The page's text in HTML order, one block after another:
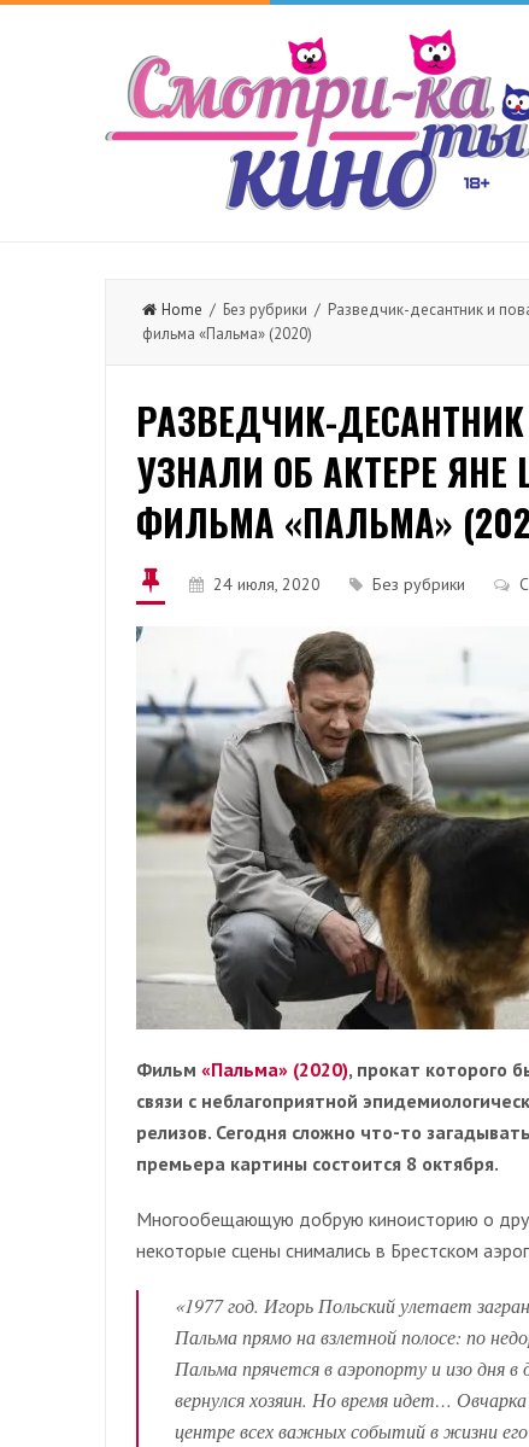
Home / Без рубрики / Разведчик-десантник и
фильма «Пальма» (2020)
РАЗВЕДЧИК-
УЗНАЛИ ОБ АКТЕРЕ
ФИЛЬМА «ПАЛЬМА»
24 июля, 2020 Без рубрики
Фильм «Пальма» (2020), прокат которого
связи с неблагоприятной
релизов. Сегодня сложно что-то
премьера картины состоится 8 октября.
Многообещающую добрую киноисторию о
некоторые сцены снимались в Брестском
«1977 год. Игорь Польский улетает
Пальма прямо на взлетной полосе: по
Пальма прячется в аэропорту и изо дня
вернулся хозяин. Но время идет…
центре всех важных событий в жизни